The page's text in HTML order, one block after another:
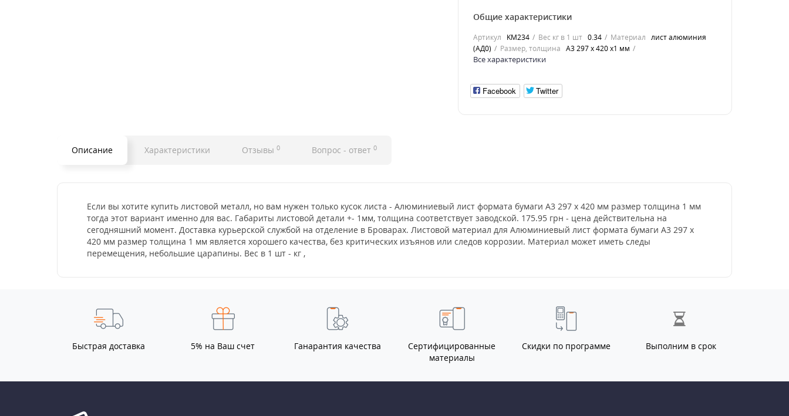
Общие характеристики
Артикул KM234 Вес кг в 1 шт 0.34 Материал лист алюминия
(АД0)
Размер, толщина А3 297 х 420 х1 мм
Все характеристики
Facebook Twitter
Описание Характеристики Отзывы 0 Вопрос - ответ 0
Если вы хотите купить листовой металл, но вам нужен только кусок листа - Алюминиевый лист формата бумаги А3 297 х 420 мм размер толщина 1 мм
тогда этот вариант именно для вас. Габариты листовой детали +- 1мм, толщина соответствует заводской. 175.95 грн - цена действительна на
сегодняшний момент. Доставка курьерской службой на отделение в Броварах. Листовой материал для Алюминиевый лист формата бумаги А3 297 х
420 мм размер толщина 1 мм является хорошего качества, без критических изъянов или следов коррозии. Материал может иметь следы
перемещения, небольшие царапины. Вес в 1 шт - кг ,
Быстрая доставка 5% на Ваш счет Ганарантия качества
Сертифицированные
материалы
Скидки по программе Выполним в срок